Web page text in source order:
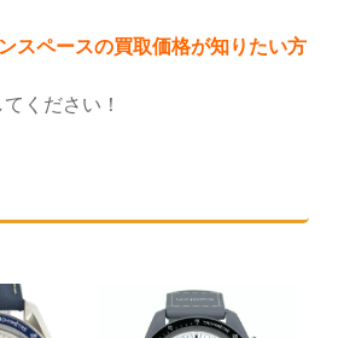
スペースの買取価格が知りたい方
ください！